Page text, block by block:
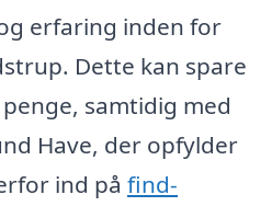
erfaring inden for
Dette kan spare
samtidig med
Have, der opfylder
ind på find-